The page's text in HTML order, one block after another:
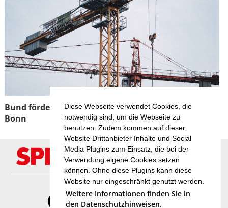
Diese Webseite verwendet Cookies, die
notwendig sind, um die Webseite zu
benutzen. Zudem kommen auf dieser
Website Drittanbieter Inhalte und Social
Media Plugins zum Einsatz, die bei der
Verwendung eigene Cookies setzen
können. Ohne diese Plugins kann diese
Website nur eingeschränkt genutzt werden.
Weitere Informationen finden Sie in
den Datenschutzhinweisen.
Bund fördert Projekt für mehr Wohnraumflächen in
Bonn